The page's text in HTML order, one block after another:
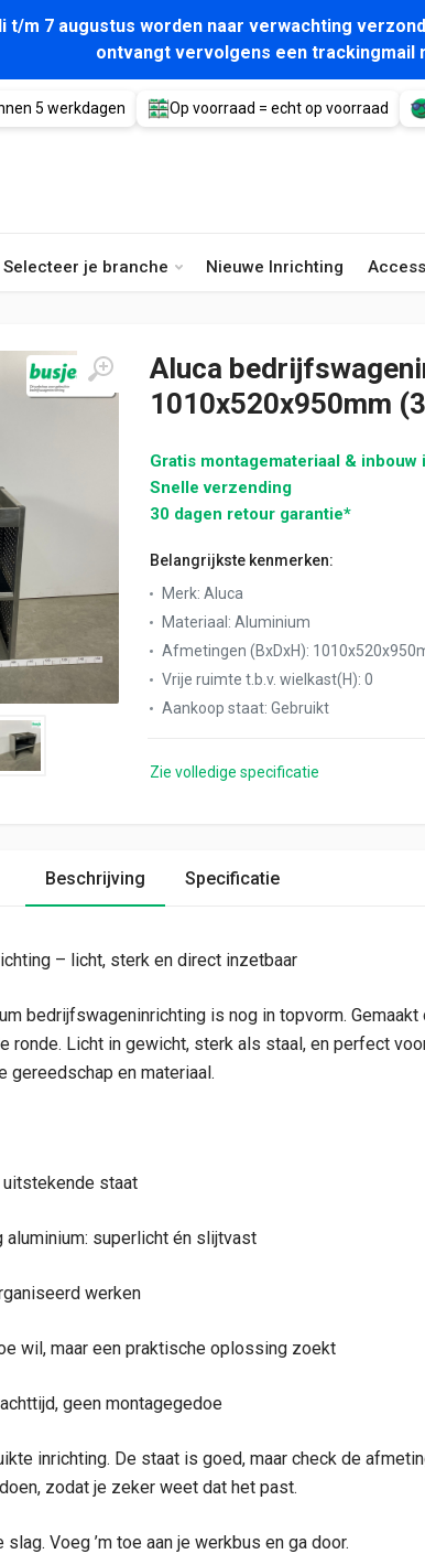
m 7 augustus worden naar verwachting
ontvangt vervolgens een trackingmail
5 werkdagen Op voorraad = echt op voorraad
Selecteer je branche Nieuwe Inrichting
Aluca
1010x520x950mm
Gratis montagemateriaal &
Snelle verzending
30 dagen retour garantie*
Belangrijkste kenmerken:
Merk: Aluca
Materiaal : Aluminium
Afmetingen (BxDxH):
Vrije ruimte t.b.v. wielkast(H): 0
Aankoop staat: Gebruikt
Zie volledige specificatie
Beschrijving Specificatie
– licht, sterk en direct inzetbaar
bedrijfswageninrichting is nog in topvorm. Gemaakt
ronde. Licht in gewicht, sterk als staal, en perfect
gereedschap en materiaal.
staat
superlicht én slijtvast
werken
wil, maar een praktische oplossing zoekt
geen montagegedoe
inrichting. De staat is goed, maar check de
zodat je zeker weet dat het past.
Voeg ’m toe aan je werkbus en ga door.